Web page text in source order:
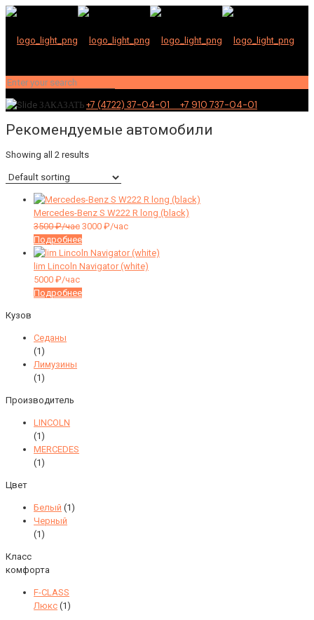
ЗАКАЗАТЬ +7 (4722) 37-04-01 +7 910 737-04-01
Рекомендуемые автомобили
Showing all 2 results
Mercedes-Benz S W222 R long (black)
3500₽/час 3000 ₽/час
Подробнее
lim Lincoln Navigator (white)
5000 ₽/час
Подробнее
Кузов
Седаны
(1)
Лимузины
(1)
Производитель
LINCOLN
(1)
MERCEDES
(1)
Цвет
Белый (1)
Черный
(1)
Класс
комфорта
F-CLASS
Люкс (1)